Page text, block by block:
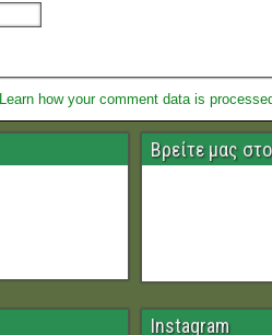
Learn how your comment data is
Βρείτε μας
Instagram